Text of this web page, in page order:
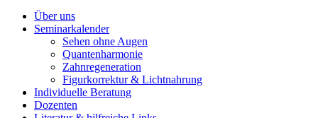
Über uns
Seminarkalender
Sehen ohne Augen
Quantenharmonie
Zahnregeneration
Figurkorrektur & Lichtnahrung
Individuelle Beratung
Dozenten